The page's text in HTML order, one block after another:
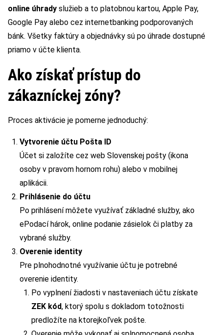
online úhrady služieb a to platobnou kartou, Apple Pay,
Google Pay alebo cez internetbanking podporovaných
bánk. Všetky faktúry a objednávky sú po úhrade dostupné
priamo v účte klienta.
Ako získať prístup do
zákazníckej zóny?
Proces aktivácie je pomerne jednoduchý:
Vytvorenie účtu Pošta ID
Účet si založíte cez web Slovenskej pošty (ikona
osoby v pravom hornom rohu) alebo v mobilnej
aplikácii.
Prihlásenie do účtu
Po prihlásení môžete využívať základné služby, ako
ePodací hárok, online podanie zásielok či platby za
vybrané služby.
Overenie identity
Pre plnohodnotné využívanie účtu je potrebné
overenie identity.
Po vyplnení žiadosti v nastaveniach účtu získate
ZEK kód, ktorý spolu s dokladom totožnosti
predložíte na ktorejkoľvek pošte.